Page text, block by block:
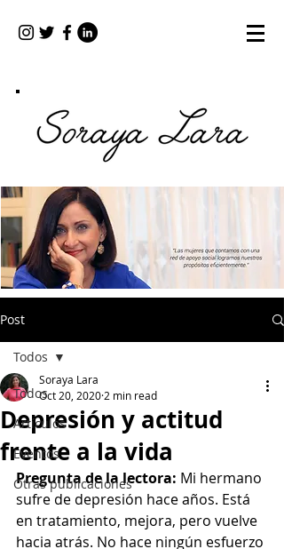
Post
Todos
Artículos
Eventos
Otras publicaciones
Todos
Depresión y actitud
frente a la vida
Soraya Lara
Oct 20, 2020 2 min read
Pregunta de la lectora: Mi hermano
sufre de depresión hace años. Está
en tratamiento, mejora, pero vuelve
hacia atrás. No hace ningún esfuerzo